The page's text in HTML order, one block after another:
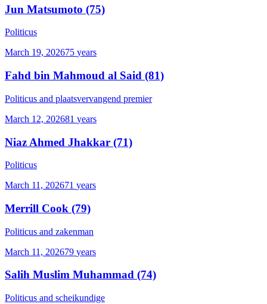
Jun Matsumoto (75)
Politicus
March 19, 202675 years
Fahd bin Mahmoud al Said (81)
Politicus and plaatsvervangend premier
March 12, 202681 years
Niaz Ahmed Jhakkar (71)
Politicus
March 11, 202671 years
Merrill Cook (79)
Politicus and zakenman
March 11, 202679 years
Salih Muslim Muhammad (74)
Politicus and scheikundige